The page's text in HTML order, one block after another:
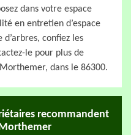
dans votre espace
en entretien d’espace
confiez les
le pour plus de
dans le 86300.
recommandent